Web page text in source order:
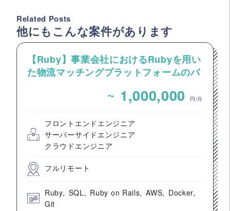
Related Posts
他にもこんな案件があります
【Ruby】事業会社におけるRubyを用い
た物流マッチングプラットフォームのバ
~ 1,000,000 円/月
フロントエンドエンジニア
サーバーサイドエンジニア
クラウドエンジニア
フルリモート
Ruby SQL Ruby on Rails AWS
Docker
Git